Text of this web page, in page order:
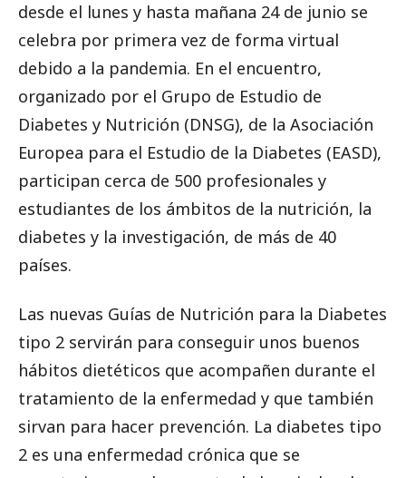
desde el lunes y hasta mañana 24 de junio se
celebra por primera vez de forma virtual
debido a la pandemia. En el encuentro,
organizado por el Grupo de Estudio de
Diabetes y Nutrición (DNSG), de la Asociación
Europea para el Estudio de la Diabetes (EASD),
participan cerca de 500 profesionales y
estudiantes de los ámbitos de la nutrición, la
diabetes y la investigación, de más de 40
países.
Las nuevas Guías de Nutrición para la Diabetes
tipo 2 servirán para conseguir unos buenos
hábitos dietéticos que acompañen durante el
tratamiento de la enfermedad y que también
sirvan para hacer prevención. La diabetes tipo
2 es una enfermedad crónica que se